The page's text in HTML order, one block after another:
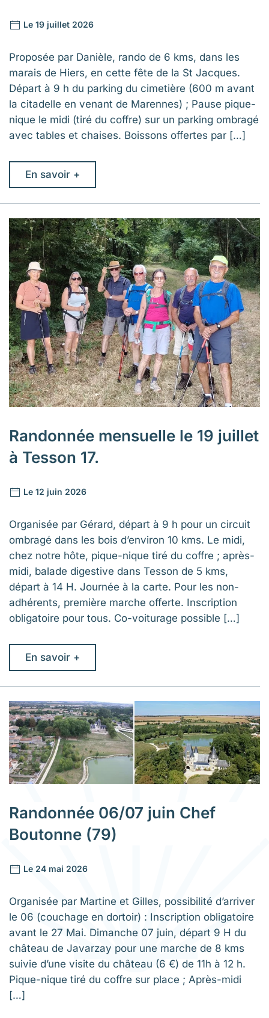
Le 19 juillet 2026
Proposée par Danièle, rando de 6 kms, dans les
marais de Hiers, en cette fête de la St Jacques.
Départ à 9 h du parking du cimetière (600 m avant
la citadelle en venant de Marennes) ; Pause pique-
nique le midi (tiré du coffre) sur un parking ombragé
avec tables et chaises. Boissons offertes par […]
En savoir +
Randonnée mensuelle le 19 juillet
à Tesson 17.
Le 12 juin 2026
Organisée par Gérard, départ à 9 h pour un circuit
ombragé dans les bois d’environ 10 kms. Le midi,
chez notre hôte, pique-nique tiré du coffre ; après-
midi, balade digestive dans Tesson de 5 kms,
départ à 14 H. Journée à la carte. Pour les non-
adhérents, première marche offerte. Inscription
obligatoire pour tous. Co-voiturage possible […]
En savoir +
Randonnée 06/07 juin Chef
Boutonne (79)
Le 24 mai 2026
Organisée par Martine et Gilles, possibilité d’arriver
le 06 (couchage en dortoir) : Inscription obligatoire
avant le 27 Mai. Dimanche 07 juin, départ 9 H du
château de Javarzay pour une marche de 8 kms
suivie d’une visite du château (6 €) de 11h à 12 h.
Pique-nique tiré du coffre sur place ; Après-midi
[…]